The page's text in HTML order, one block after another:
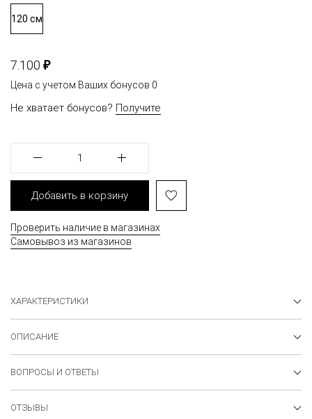
120 см
7.100 ₽
Цена с учетом Ваших бонусов 0
Не хватает бонусов? Получите
1
Добавить в корзину
Проверить наличие в магазинах
Самовывоз из магазинов
ХАРАКТЕРИСТИКИ
ОПИСАНИЕ
ВОПРОСЫ И ОТВЕТЫ
ОТЗЫВЫ